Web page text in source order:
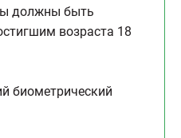
должны быть
возраста 18
биометрический